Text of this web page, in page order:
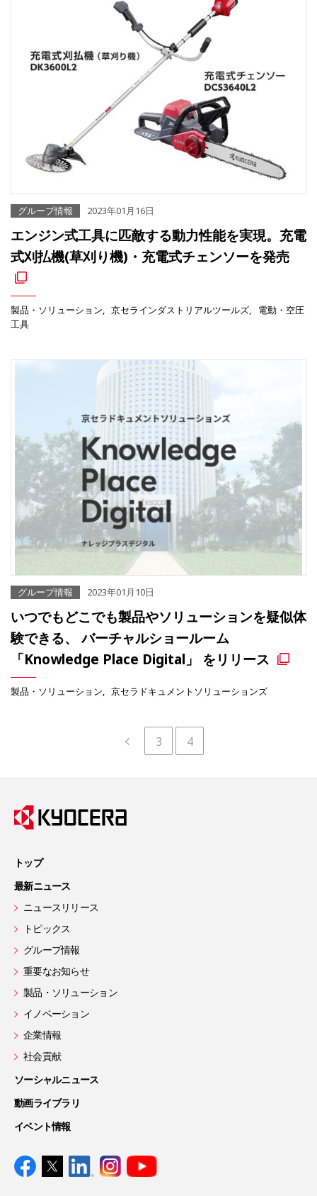
グループ情報 2023年01月16日
エンジン式工具に匹敵する動力性能を実現。充電
式刈払機(草刈り機)・充電式チェンソーを発売
製品・ソリューション 京セラインダストリアルツールズ
電動・空圧
工具
グループ情報 2023年01月10日
いつでもどこでも製品やソリューションを疑似体
験できる、 バーチャルショールーム
「Knowledge Place Digital」 をリリース
製品・ソリューション 京セラドキュメントソリューションズ
3 4
トップ
最新ニュース
ニュースリリース
トピックス
グループ情報
重要なお知らせ
製品・ソリューション
イノベーション
企業情報
社会貢献
ソーシャルニュース
動画ライブラリ
イベント情報